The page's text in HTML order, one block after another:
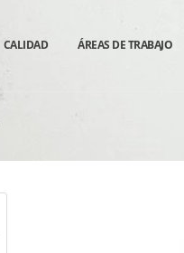
CALIDAD ÁREAS DE TRABAJO